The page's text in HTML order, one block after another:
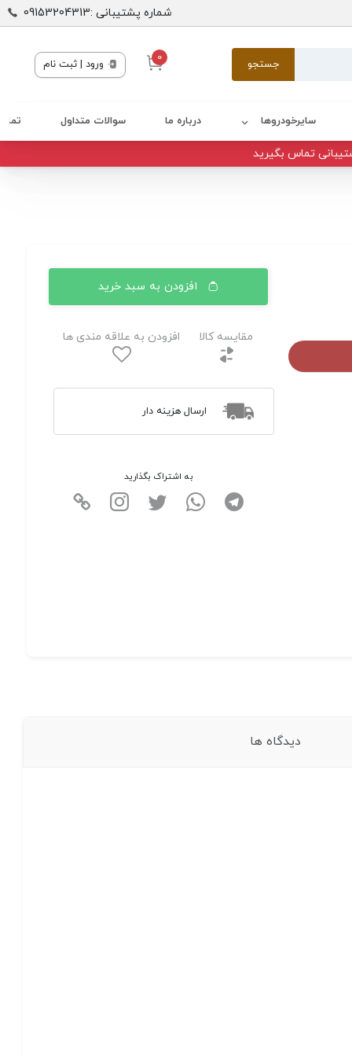
شماره پشتیبانی :09153204313
جستجو 0 ورود | ثبت نام
سایرخودروها درباره ما سوالات متداول
تماس بگیرید
افزودن به سبد خرید
مقایسه کالا افزودن به علاقه مندی ها
ارسال هزینه دار
به اشتراک بگذارید
دیدگاه ها